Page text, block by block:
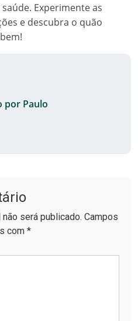
Experimente as
e descubra o quão
por Paulo
será publicado. Campos
com *